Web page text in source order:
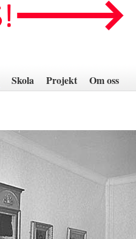
Skola Projekt Om oss